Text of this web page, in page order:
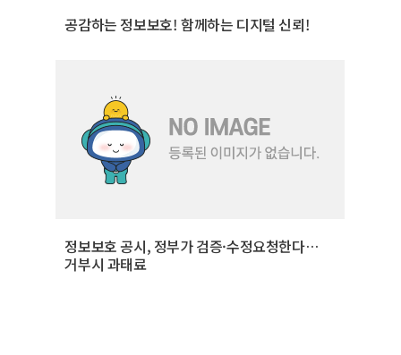
공감하는 정보보호! 함께하는 디지털 신뢰!
정보보호 공시, 정부가 검증·수정요청한다…
거부시 과태료